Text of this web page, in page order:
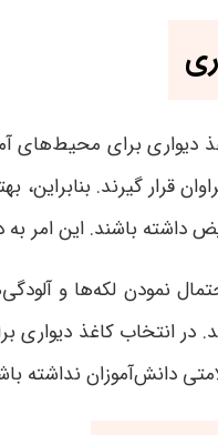
دیواری برای محیط‌های
قرار گیرند.
داشته باشند. این امر
نمودن لکه‌ها و
در انتخاب کاغذ
دانش‌آموزان نداشته